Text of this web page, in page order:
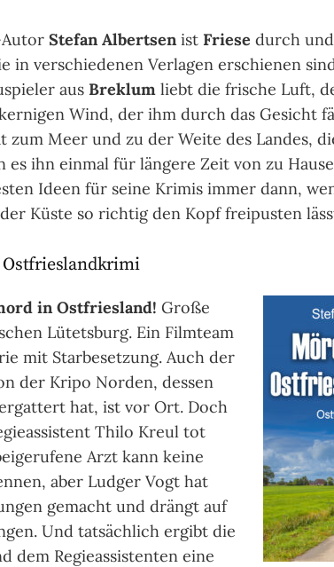
Stefan Albertsen ist Friese durch
in verschiedenen Verlagen erschienen
aus Breklum liebt die frische Luft,
Wind, der ihm durch das Gesicht
zum Meer und zu der Weite des Landes,
es ihn einmal für längere Zeit von zu
Ideen für seine Krimis immer dann,
Küste so richtig den Kopf freipusten
in Ostfriesland! Große
Lütetsburg. Ein Filmteam
mit Starbesetzung. Auch der
der Kripo Norden, dessen
hat, ist vor Ort. Doch
Thilo Kreul tot
Arzt kann keine
aber Ludger Vogt hat
gemacht und drängt auf
Und tatsächlich ergibt die
dem Regieassistenten eine